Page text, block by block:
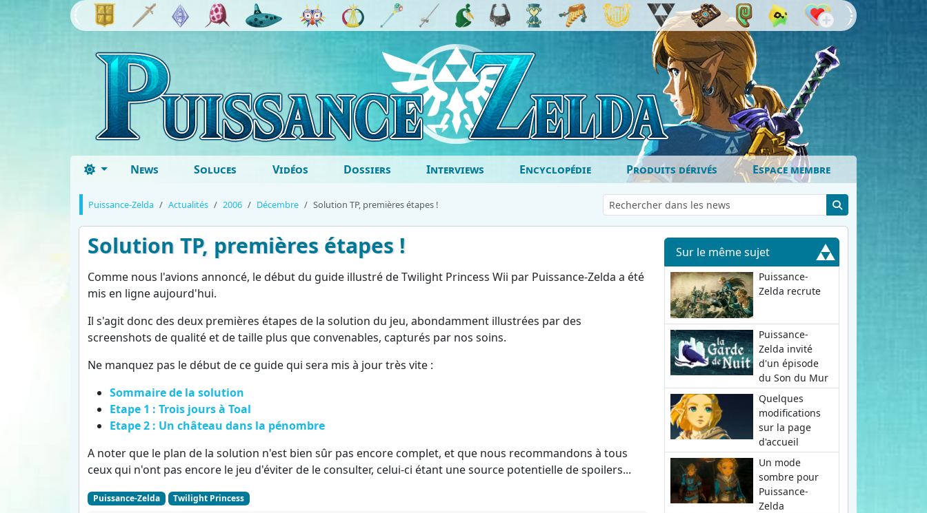
News Soluces Vidéos Dossiers Interviews Encyclopédie Produits dérivés Espace membre
Puissance-Zelda Actualités 2006 Décembre Solution TP, premières étapes !
Solution TP, premières étapes !
Comme nous l'avions annoncé, le début du guide illustré de Twilight Princess Wii par Puissance-Zelda a été
mis en ligne aujourd'hui.
Il s'agit donc des deux premières étapes de la solution du jeu, abondamment illustrées par des
screenshots de qualité et de taille plus que convenables, capturés par nos soins.
Ne manquez pas le début de ce guide qui sera mis à jour très vite :
Sommaire de la solution
Etape 1 : Trois jours à Toal
Etape 2 : Un château dans la pénombre
A noter que le plan de la solution n'est bien sûr pas encore complet, et que nous recommandons à tous
ceux qui n'ont pas encore le jeu d'éviter de le consulter, celui-ci étant une source potentielle de spoilers...
Puissance-Zelda Twilight Princess
Sur le même sujet
Puissance-
Zelda recrute
Puissance-
Zelda invité
d'un épisode
du Son du Mur
Quelques
modifications
sur la page
d'accueil
Un mode
sombre pour
Puissance-
Zelda